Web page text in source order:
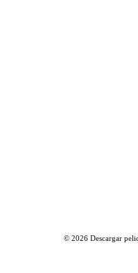
© 2026 Descargar